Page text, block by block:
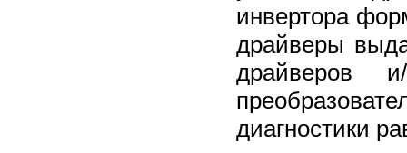
инвертора
драйверы
драйверов
диагностики